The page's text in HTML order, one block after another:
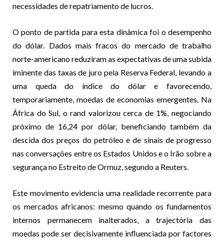
necessidades de repatriamento de lucros.
O ponto de partida para esta dinâmica foi o desempenho
do dólar. Dados mais fracos do mercado de trabalho
norte-americano reduziram as expectativas de uma subida
iminente das taxas de juro pela Reserva Federal, levando a
uma queda do índice do dólar e favorecendo,
temporariamente, moedas de economias emergentes. Na
África do Sul, o rand valorizou cerca de 1%, negociando
próximo de 16,24 por dólar, beneficiando também da
descida dos preços do petróleo e de sinais de progresso
nas conversações entre os Estados Unidos e o Irão sobre a
segurança no Estreito de Ormuz, segundo a Reuters.
Este movimento evidencia uma realidade recorrente para
os mercados africanos: mesmo quando os fundamentos
internos permanecem inalterados, a trajectória das
moedas pode ser decisivamente influenciada por factores